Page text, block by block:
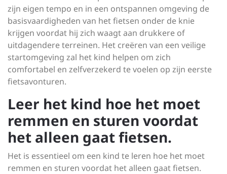
zijn eigen tempo en in een ontspannen omgeving de
basisvaardigheden van het fietsen onder de knie
krijgen voordat hij zich waagt aan drukkere of
uitdagendere terreinen. Het creëren van een veilige
startomgeving zal het kind helpen om zich
comfortabel en zelfverzekerd te voelen op zijn eerste
fietsavonturen.
Leer het kind hoe het moet
remmen en sturen voordat
het alleen gaat fietsen.
Het is essentieel om een kind te leren hoe het moet
remmen en sturen voordat het alleen gaat fietsen.